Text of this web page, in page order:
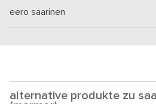
eero saarinen
alternative produkte zu